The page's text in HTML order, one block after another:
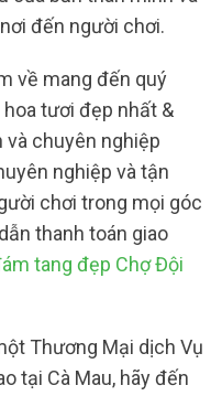
đến người chơi.
về mang đến quý
tươi đẹp nhất &
và chuyên nghiệp
nghiệp và tận
chơi trong mọi góc
thanh toán giao
tang đẹp Chợ Đội
Thương Mại dịch Vụ
tại Cà Mau, hãy đến